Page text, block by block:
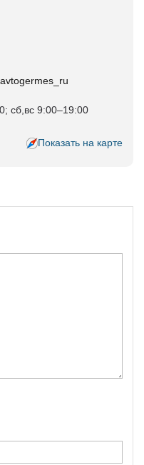
сб,вс 9:00–19:00
Показать на карте